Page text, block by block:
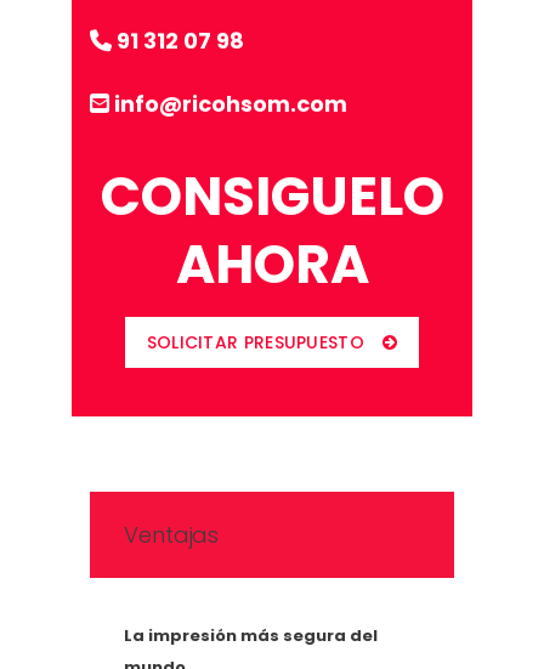
91 312 07 98
info@ricohsom.com
CONSIGUELO
AHORA
SOLICITAR PRESUPUESTO
Ventajas
La impresión más segura del